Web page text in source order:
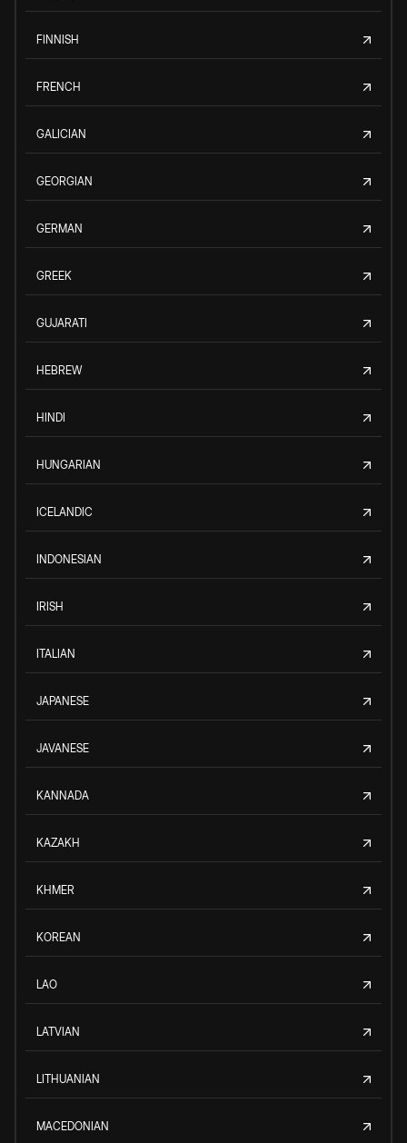
FINNISH
FRENCH
GALICIAN
GEORGIAN
GERMAN
GREEK
GUJARATI
HEBREW
HINDI
HUNGARIAN
ICELANDIC
INDONESIAN
IRISH
ITALIAN
JAPANESE
JAVANESE
KANNADA
KAZAKH
KHMER
KOREAN
LAO
LATVIAN
LITHUANIAN
MACEDONIAN